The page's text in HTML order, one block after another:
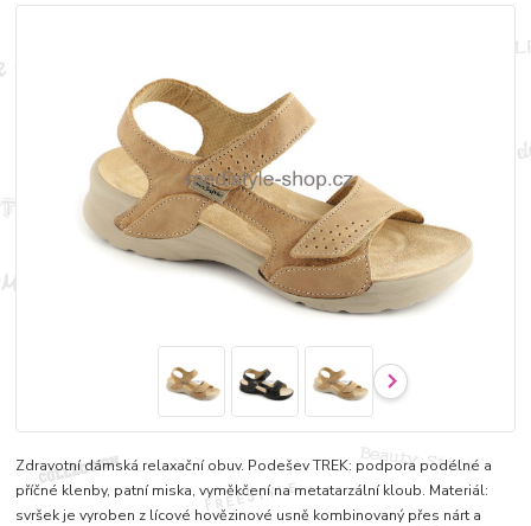
Zdravotní dámská relaxační obuv. Podešev TREK: podpora podélné a
příčné klenby, patní miska, vyměkčení na metatarzální kloub. Materiál:
svršek je vyroben z lícové hovězinové usně kombinovaný přes nárt a